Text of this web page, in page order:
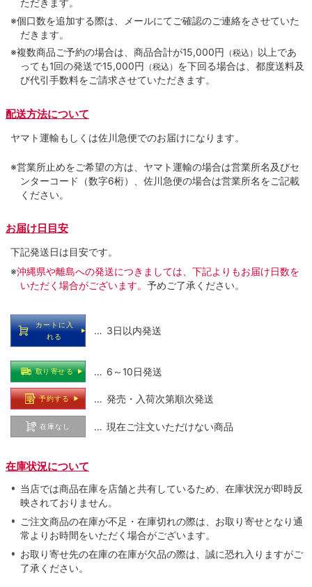
ただきます。
※個口数を追加する際は、メールにてご確認のご連絡をさせていた
だきます。
※複数商品ご予約の場合は、商品合計が15,000円 （税込） 以上であ
っても1回の発送で15,000円 （税込） を下回る場合は、都度送料及
び代引手数料をご請求させていただきます。
配送方法について
ヤマト運輸もしくは佐川急便でのお届けになります。
※営業所止めをご希望の方は、ヤマト運輸の場合は営業所名及びセ
ンターコード（数字6桁）、佐川急便の場合は営業所名をご記載
ください。
お届け日目安
下記発送日は目安です。
※沖縄県や離島への発送につきましては、下記よりもお届け日数を
いただく場合がございます。 予めご了承ください。
カートに入
れる
… 3日以内発送
取り寄せる … 6～10日発送
予約する … 発売・入荷次第順次発送
在庫なし … 現在ご注文いただけない商品
在庫状況について
当店では商品在庫を店舗と共有しているため、在庫状況が即時反
映されておりません。
ご注文商品の在庫が不足・在庫切れの際は、お取り寄せとなり通
常よりお時間をいただく場合がございます。
お取り寄せ先の在庫の在庫が欠品の際は、誠に恐れ入りますがご
了承ください。